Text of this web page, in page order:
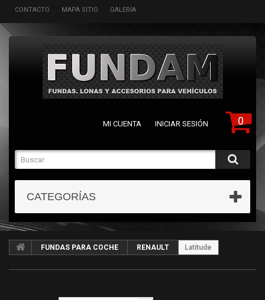
CONTACTO MAPA SITIO GALERÍA
0
MI CUENTA INICIAR SESIÓN
CATEGORÍAS
FUNDAS PARA COCHE RENAULT Latitude